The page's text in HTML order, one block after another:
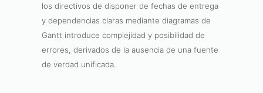
los directivos de disponer de fechas de entrega
y dependencias claras mediante diagramas de
Gantt introduce complejidad y posibilidad de
errores, derivados de la ausencia de una fuente
de verdad unificada.